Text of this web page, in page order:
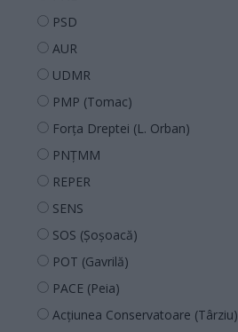
PSD
AUR
UDMR
PMP (Tomac)
Forța Dreptei (L. Orban)
PNȚMM
REPER
SENS
SOS (Șoșoacă)
POT (Gavrilă)
PACE (Peia)
Acțiunea Conservatoare (Târziu)